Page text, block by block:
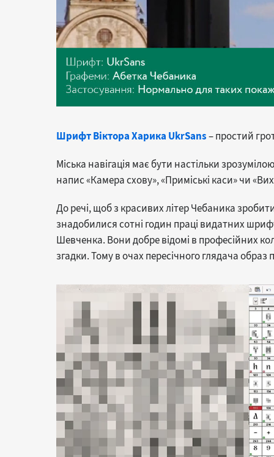
Шрифт Віктора Харика UkrSans– простий
Міська навігація має бути настільки
напис «Камера схову», «Приміські каси» чи
До речі, щоб з красивих літер Чебаника
знадобилися сотні годин праці видатних
Шевченка. Вони добре відомі в професійних
згадки. Тому в очах пересічного глядача